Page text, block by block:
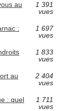
au
1 391
vues
:
1 697
vues
1 833
vues
au
2 404
vues
: quel
1 711
vues